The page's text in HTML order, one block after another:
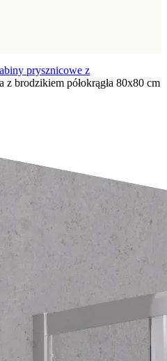
prysznicowe z
z brodzikiem półokrągła 80x80 cm